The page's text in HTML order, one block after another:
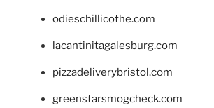
odieschillicothe.com
lacantinitagalesburg.com
pizzadeliverybristol.com
greenstarsmogcheck.com